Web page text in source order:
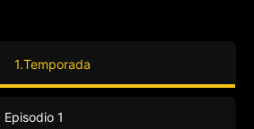
1.Temporada
Episodio 1